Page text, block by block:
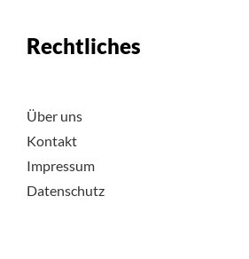
Rechtliches
Über uns
Kontakt
Impressum
Datenschutz